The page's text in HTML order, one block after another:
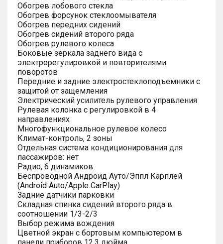
Обогрев лобового стекла
Обогрев форсунок стеклоомывателя
Обогрев передних сидений
Обогрев сидений второго ряда
Обогрев рулевого колеса
Боковые зеркала заднего вида с
электрорегулировкой и повторителями
поворотов
Передние и задние электростеклоподъемники с
защитой от защемления
Электрический усилитель рулевого управления
Рулевая колонка с регулировкой в 4
направлениях
Многофункциональное рулевое колесо
Климат-контроль, 2 зоны
Отдельная система кондиционирования для
пассажиров: нет
Радио, 6 динамиков
Беспроводной Андроид Ауто/Эппл Карплей
(Android Auto/Apple CarPlay)
Задние датчики парковки
Складная спинка сидений второго ряда в
соотношении 1/3-2/3
Выбор режима вождения
Цветной экран с бортовым компьютером в
панели приборов 12.3 дюйма